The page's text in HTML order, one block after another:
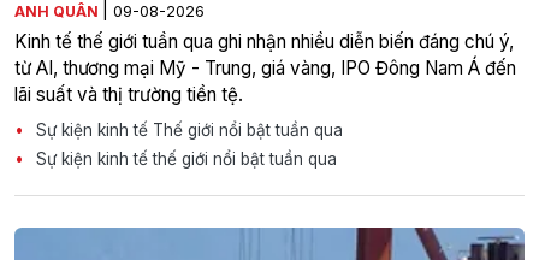
ANH QUÂN 09-08-2026
Kinh tế thế giới tuần qua ghi nhận nhiều diễn biến đáng chú ý,
từ AI, thương mại Mỹ - Trung, giá vàng, IPO Đông Nam Á đến
lãi suất và thị trường tiền tệ.
Sự kiện kinh tế Thế giới nổi bật tuần qua
Sự kiện kinh tế thế giới nổi bật tuần qua